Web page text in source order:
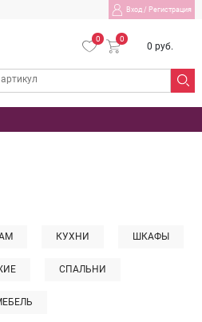
Вход/ Регистрация
0 0
0 руб.
КУХНИ ШКАФЫ
СПАЛЬНИ